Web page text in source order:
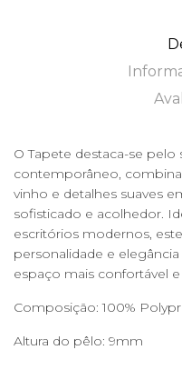
O Tapete destaca-se pelo
contemporâneo,
vinho e detalhes suaves
sofisticado e acolhedor.
escritórios modernos,
personalidade e
espaço mais confortável
Composição: 100%
Altura do pêlo: 9mm